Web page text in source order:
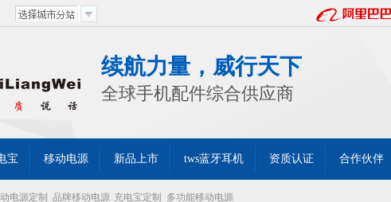
续航力量，威行天下
全球手机配件综合供应商
宝 移动电源 新品上市 tws蓝牙耳机 资质认证 合作伙伴
电源定制 品牌移动电源 充电宝定制 多功能移动电源